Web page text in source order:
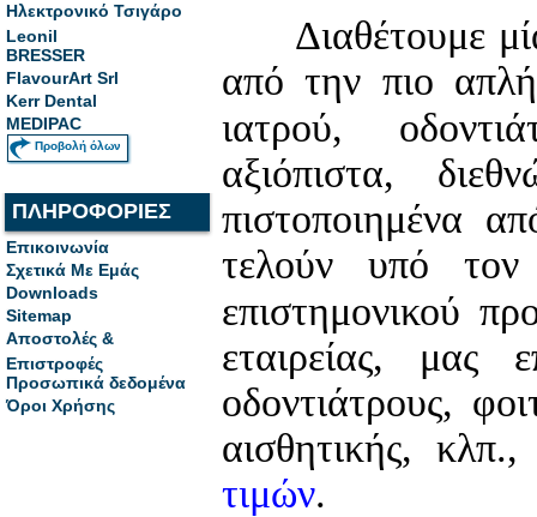
Ηλεκτρονικό Τσιγάρο
Leonil
BRESSER
FlavourArt Srl
Kerr Dental
MEDIPAC
Προβολή όλων
ΠΛΗΡΟΦΟΡΙΕΣ
Επικοινωνία
Σχετικά Με Εμάς
Downloads
Sitemap
Αποστολές &
Επιστροφές
Προσωπικά δεδομένα
Όροι Χρήσης
Διαθέτουμε
από την πιο
ιατρού,
αξιόπιστα,
πιστοποιημένα
τελούν υπό τον
επιστημονικού
εταιρείας, μας
οδοντιάτρους,
αισθητικής, κλπ.,
τιμών.